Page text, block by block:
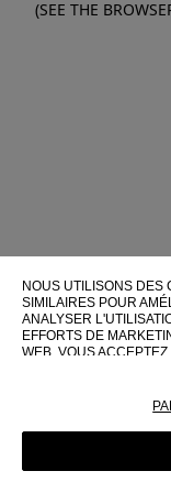
(SEE THE
NOUS UTILISONS DES
SIMILAIRES POUR
ANALYSER
EFFORTS DE
WEB, VOUS
POUR PLUS
POLITIQUE EN